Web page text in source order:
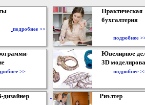
подробнее >>
Практическая
бухгалтерия
подробнее
>>
Ювелирное
3D
подробнее
дизайнер Риэлтер